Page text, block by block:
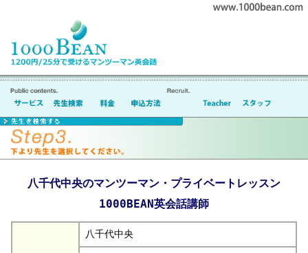
八千代中央のマンツーマン・プライベートレッスン
1000BEAN英会話講師
八千代中央